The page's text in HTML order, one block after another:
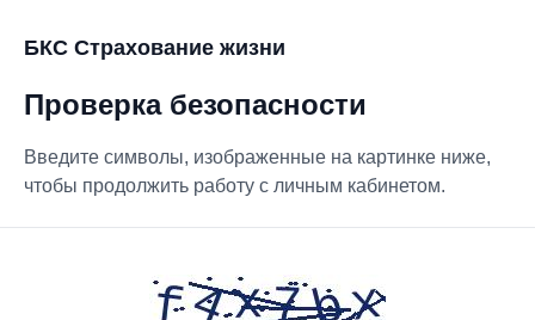
БКС Страхование жизни
Проверка безопасности
Введите символы, изображенные на картинке ниже,
чтобы продолжить работу с личным кабинетом.